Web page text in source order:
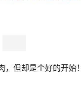
但却是个好的开始